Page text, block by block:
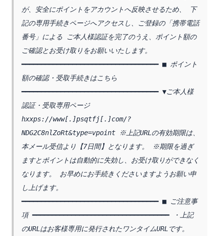
が、安全にポイントをアカウントへ反映させるため、 下
記の専用手続きページへアクセスし、ご登録の「携帯電話
番号」による ご本人様認証を完了のうえ、ポイント額の
ご確認とお受け取りをお願いいたします。
━━━━━━━━━━━━━━━━━━━━━━━━━━━━━━━━━━━ ■ ポイント
額の確認・受取手続きはこちら
━━━━━━━━━━━━━━━━━━━━━━━━━━━━━━━━━━━ ▼ご本人様
認証・受取専用ページ
hxxps://www[.]psqtfj[.]com/?
NDG2C8nlZoRt&type=vpoint ※上記URLの有効期限は、
本メール受信より【7日間】となります。 ※期限を過ぎ
ますとポイントは自動的に失効し、お受け取りができなく
なります。 お早めにお手続きくださいますようお願い申
し上げます。
━━━━━━━━━━━━━━━━━━━━━━━━━━━━━━━━━━━ ■ ご注意事
項 ━━━━━━━━━━━━━━━━━━━━━━━━━━━━━━━━━━━ ・上記
のURLはお客様専用に発行されたワンタイムURLです。